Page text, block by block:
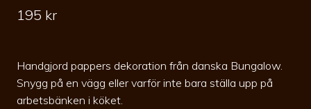
195 kr
Handgjord pappers dekoration från danska Bungalow.
Snygg på en vägg eller varför inte bara ställa upp på
arbetsbänken i köket.